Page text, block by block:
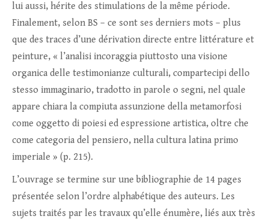
lui aussi, hérite des stimulations de la même période.
Finalement, selon BS – ce sont ses derniers mots – plus
que des traces d’une dérivation directe entre littérature et
peinture, « l’analisi incoraggia piuttosto una visione
organica delle testimonianze culturali, compartecipi dello
stesso immaginario, tradotto in parole o segni, nel quale
appare chiara la compiuta assunzione della metamorfosi
come oggetto di poiesi ed espressione artistica, oltre che
come categoria del pensiero, nella cultura latina primo
imperiale » (p. 215).
L’ouvrage se termine sur une bibliographie de 14 pages
présentée selon l’ordre alphabétique des auteurs. Les
sujets traités par les travaux qu’elle énumère, liés aux très